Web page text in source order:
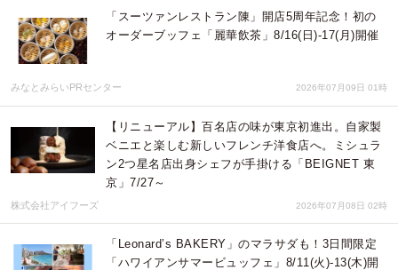
「スーツァンレストラン陳」開店5周年記念！初の
オーダーブッフェ「麗華飲茶」8/16(日)-17(月)開催
みなとみらいPRセンター 2026年07月09日 01時
【リニューアル】百名店の味が東京初進出。自家製
ベニエと楽しむ新しいフレンチ洋食店へ。ミシュラ
ン2つ星名店出身シェフが手掛ける「BEIGNET 東
京」7/27～
株式会社アイフーズ 2026年07月08日 02時
「Leonard’s BAKERY」のマラサダも！3日間限定
「ハワイアンサマービュッフェ」8/11(火)-13(木)開